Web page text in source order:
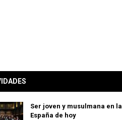
Ser joven y musulmana en la
España de hoy